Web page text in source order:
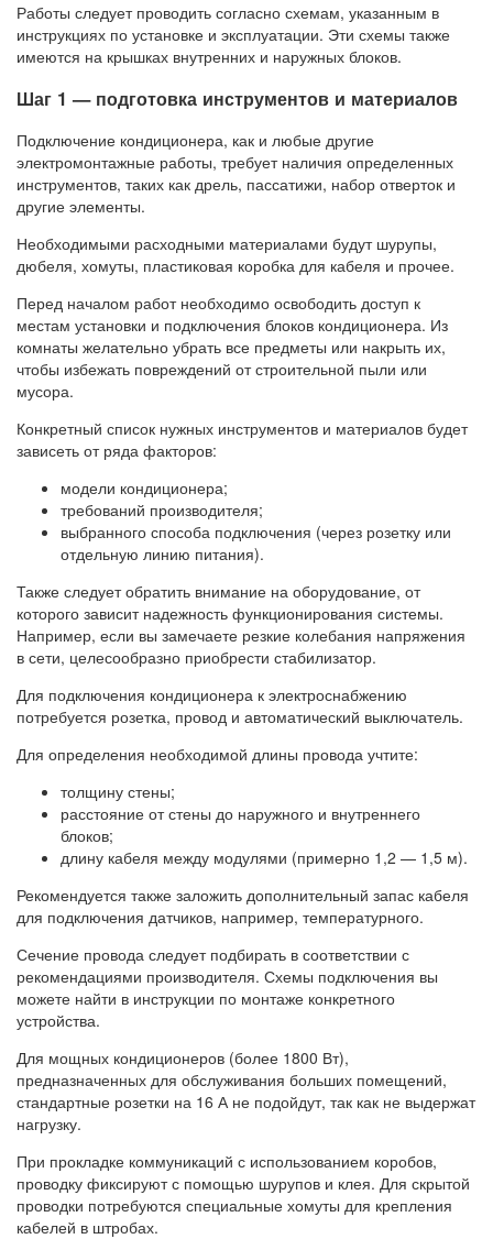
Работы следует проводить согласно схемам, указанным в
инструкциях по установке и эксплуатации. Эти схемы также
имеются на крышках внутренних и наружных блоков.
Шаг 1 — подготовка инструментов и материалов
Подключение кондиционера, как и любые другие
электромонтажные работы, требует наличия определенных
инструментов, таких как дрель, пассатижи, набор отверток и
другие элементы.
Необходимыми расходными материалами будут шурупы,
дюбеля, хомуты, пластиковая коробка для кабеля и прочее.
Перед началом работ необходимо освободить доступ к
местам установки и подключения блоков кондиционера. Из
комнаты желательно убрать все предметы или накрыть их,
чтобы избежать повреждений от строительной пыли или
мусора.
Конкретный список нужных инструментов и материалов будет
зависеть от ряда факторов:
модели кондиционера;
требований производителя;
выбранного способа подключения (через розетку или
отдельную линию питания).
Также следует обратить внимание на оборудование, от
которого зависит надежность функционирования системы.
Например, если вы замечаете резкие колебания напряжения
в сети, целесообразно приобрести стабилизатор.
Для подключения кондиционера к электроснабжению
потребуется розетка, провод и автоматический выключатель.
Для определения необходимой длины провода учтите:
толщину стены;
расстояние от стены до наружного и внутреннего
блоков;
длину кабеля между модулями (примерно 1,2 — 1,5 м).
Рекомендуется также заложить дополнительный запас кабеля
для подключения датчиков, например, температурного.
Сечение провода следует подбирать в соответствии с
рекомендациями производителя. Схемы подключения вы
можете найти в инструкции по монтаже конкретного
устройства.
Для мощных кондиционеров (более 1800 Вт),
предназначенных для обслуживания больших помещений,
стандартные розетки на 16 А не подойдут, так как не выдержат
нагрузку.
При прокладке коммуникаций с использованием коробов,
проводку фиксируют с помощью шурупов и клея. Для скрытой
проводки потребуются специальные хомуты для крепления
кабелей в штробах.